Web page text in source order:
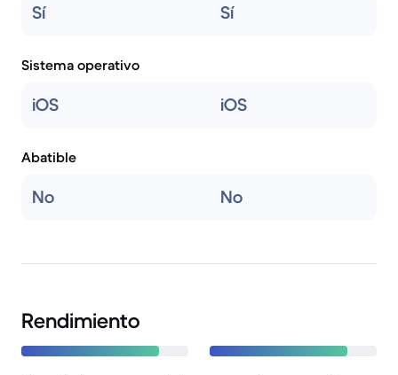
Sí Sí
Sistema operativo
iOS iOS
Abatible
No No
Rendimiento